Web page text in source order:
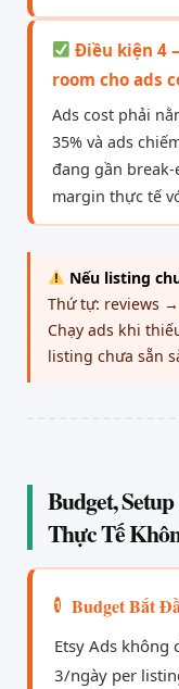
Điều kiện 4
room cho ads
Ads cost phải
35% và ads
đang gần
margin thực tế
Nếu listing
Thứ tự: reviews
Chạy ads khi
listing chưa sẵn
Budget,
Thực Tế
1 Budget Bắt
Etsy Ads
3/ngày per